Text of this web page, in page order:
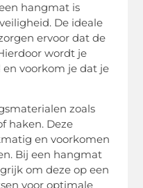
hangmat is
De ideale
ervoor dat de
wordt je
voorkom je dat je
zoals
haken. Deze
en voorkomen
Bij een hangmat
om deze op een
voor optimale